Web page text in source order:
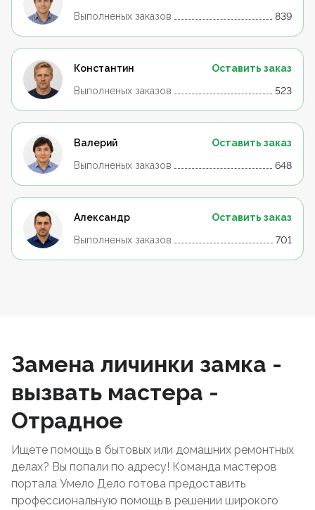
Выполненых заказов
839
Константин
Оставить заказ
Выполненых заказов
523
Валерий
Оставить заказ
Выполненых заказов
648
Александр
Оставить заказ
Выполненых заказов
701
Замена личинки замка -
вызвать мастера -
Отрадное
Ищете помощь в бытовых или домашних ремонтных
делах? Вы попали по адресу! Команда мастеров
портала Умело Дело готова предоставить
профессиональную помощь в решении широкого